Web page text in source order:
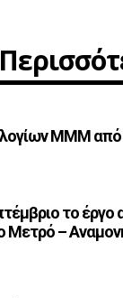
ΜΜΜ από
το έργο
Μετρό –